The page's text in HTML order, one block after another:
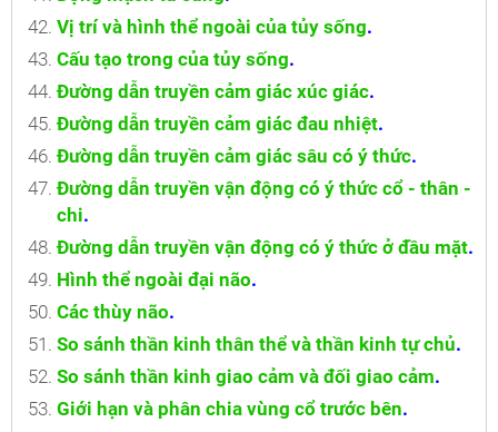
Vị trí và hình thể ngoài của tủy sống.
Cấu tạo trong của tủy sống.
Đường dẫn truyền cảm giác xúc giác.
Đường dẫn truyền cảm giác đau nhiệt.
Đường dẫn truyền cảm giác sâu có ý thức.
Đường dẫn truyền vận động có ý thức cổ - thân -
chi.
Đường dẫn truyền vận động có ý thức ở đầu mặt.
Hình thể ngoài đại não.
Các thùy não.
So sánh thần kinh thân thể và thần kinh tự chủ.
So sánh thần kinh giao cảm và đối giao cảm.
Giới hạn và phân chia vùng cổ trước bên.